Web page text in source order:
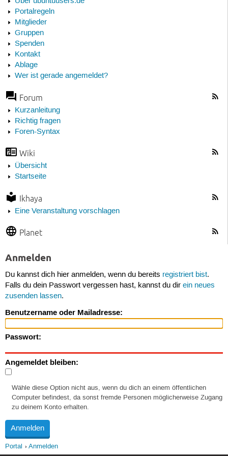
Portalregeln
Mitglieder
Gruppen
Spenden
Kontakt
Ablage
Wer ist gerade angemeldet?
Forum
Kurzanleitung
Richtig fragen
Foren-Syntax
Wiki
Übersicht
Startseite
Ikhaya
Eine Veranstaltung vorschlagen
Planet
Anmelden
Du kannst dich hier anmelden, wenn du bereits registriert bist.
Falls du dein Passwort vergessen hast, kannst du dir ein neues
zusenden lassen.
Benutzername oder Mailadresse:
Passwort:
Angemeldet bleiben:
Wähle diese Option nicht aus, wenn du dich an einem öffentlichen
Computer befindest, da sonst fremde Personen möglicherweise Zugang
zu deinem Konto erhalten.
Portal Anmelden